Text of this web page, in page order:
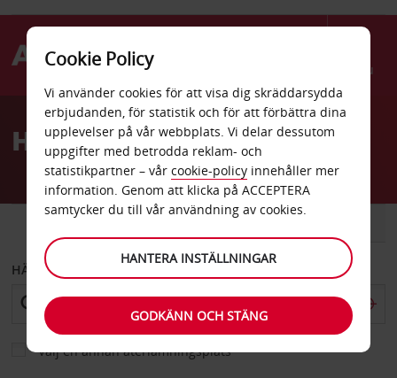
Menu
AvisHyrbil Ivalo
BIL
HÄMTA FRÅN
Välj en annan återlämningsplats
Cookie Policy
Vi använder cookies för att visa dig skräddarsydda
erbjudanden, för statistik och för att förbättra dina
upplevelser på vår webbplats. Vi delar dessutom
uppgifter med betrodda reklam- och
statistikpartner – vår cookie-policy innehåller mer
information. Genom att klicka på ACCEPTERA
samtycker du till vår användning av cookies.
HANTERA INSTÄLLNINGAR
GODKÄNN OCH STÄNG